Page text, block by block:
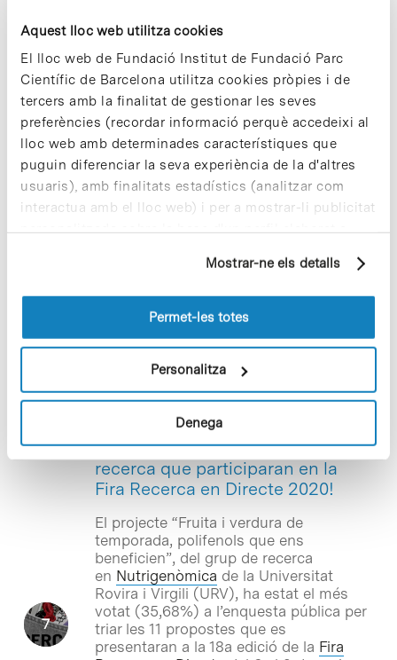
Aquest lloc web utilitza cookies
El lloc web de Fundació Institut de Fundació Parc
Científic de Barcelona utilitza cookies pròpies i de
tercers amb la finalitat de gestionar les seves
preferències (recordar informació perquè accedeixi al
lloc web amb determinades característiques que
puguin diferenciar la seva experiència de la d'altres
usuaris), amb finalitats estadístics (analitzar com
interactua amb el lloc web) i per a mostrar-li publicitat
personalitzada sobre la base d'un perfil elaborat a
pàgines visitades). Per a obtenir més informació sobre
les cookies pot consultar laPolítica de cookiesdel
Mostrar-ne els detalls
Permet-les totes
Personalitza
Denega
Coneix els grups de recerca
que participaran en la Fira
Recerca en Directe 2020!
La recerca del grup de
Nutrigenòmicade laUniversitat Rovira i
verda en la fruita i verdura de
projecte que ha aconseguit més vots
(35,68%) en l’enquesta pública de
que ha participat 1200 persones.
Descobreix els grups de
recerca que participaran en la
Fira Recerca en Directe 2020!
El projecte “Fruita i verdura de
temporada, polifenols que ens
beneficien”, del grup de recerca
en Nutrigenòmica de la Universitat
Rovira i Virgili (URV), ha estat el més
votat (35,68%) a l’enquesta pública per
triar les 11 propostes que es
presentaran a la 18a edició de la Fira